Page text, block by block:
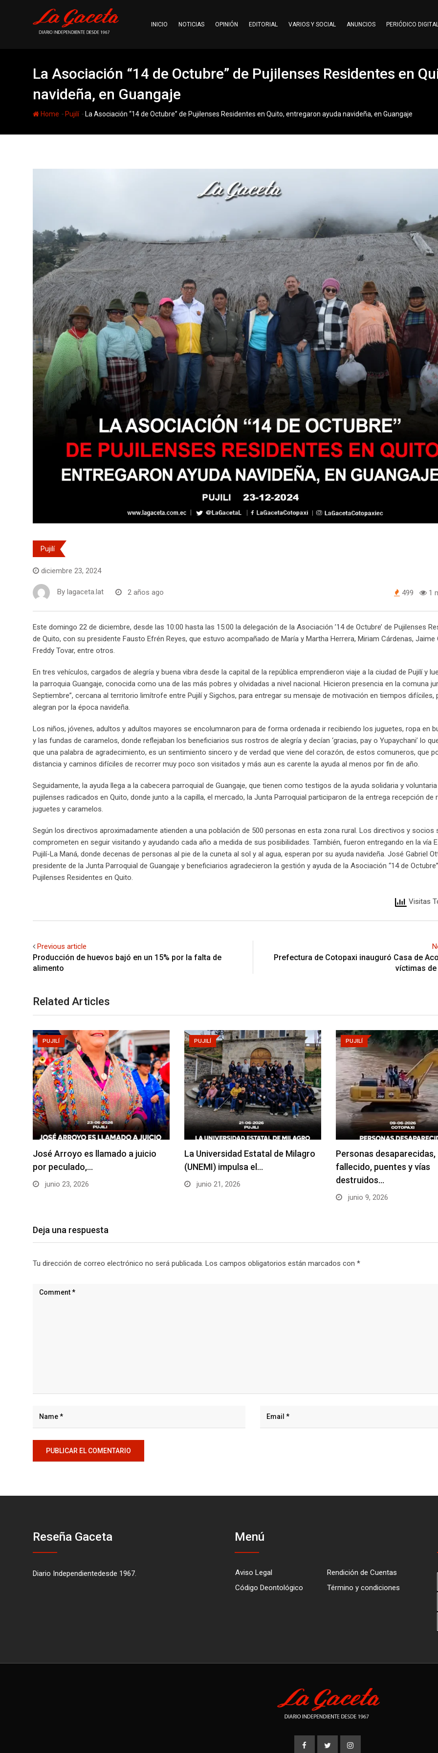
INICIO NOTICIAS OPINIÓN EDITORIAL VARIOS Y SOCIAL ANUNCIOS PERIÓDICO
La Asociación “14 de Octubre” de Pujilenses Residentes en
navideña, en Guangaje
Home - Pujilí- La Asociación “14 de Octubre” de Pujilenses Residentes en Quito, entregaron ayuda navideña, en Guangaje
Pujilí
diciembre 23, 2024
By lagaceta.lat 2 años ago 499 1
Este domingo 22 de diciembre, desde las 10:00 hasta las 15:00 la delegación de la Asociación ’14 de Octubre’ de Pujilenses
de Quito, con su presidente Fausto Efrén Reyes, que estuvo acompañado de María y Martha Herrera, Miriam Cárdenas, Jaime
Freddy Tovar, entre otros.
En tres vehículos, cargados de alegría y buena vibra desde la capital de la república emprendieron viaje a la ciudad de Pujilí y
la parroquia Guangaje, conocida como una de las más pobres y olvidadas a nivel nacional. Hicieron presencia en la comuna
Septiembre”, cercana al territorio limítrofe entre Pujilí y Sigchos, para entregar su mensaje de motivación en tiempos difíciles,
alegran por la época navideña.
Los niños, jóvenes, adultos y adultos mayores se encolumnaron para de forma ordenada ir recibiendo los juguetes, ropa en
y las fundas de caramelos, donde reflejaban los beneficiarios sus rostros de alegría y decían ‘gracias, pay o Yupaychani’ lo
que una palabra de agradecimiento, es un sentimiento sincero y de verdad que viene del corazón, de estos comuneros, que
distancia y caminos difíciles de recorrer muy poco son visitados y más aun es carente la ayuda al menos por fin de año.
Seguidamente, la ayuda llega a la cabecera parroquial de Guangaje, que tienen como testigos de la ayuda solidaria y
pujilenses radicados en Quito, donde junto a la capilla, el mercado, la Junta Parroquial participaron de la entrega recepción de
juguetes y caramelos.
Según los directivos aproximadamente atienden a una población de 500 personas en esta zona rural. Los directivos y socios
comprometen en seguir visitando y ayudando cada año a medida de sus posibilidades. También, fueron entregando en la vía
Pujilí-La Maná, donde decenas de personas al pie de la cuneta al sol y al agua, esperan por su ayuda navideña. José Gabriel
presidente de la Junta Parroquial de Guangaje y beneficiarios agradecieron la gestión y ayuda de la Asociación “14 de
Pujilenses Residentes en Quito.
Visitas
Previous article
Producción de huevos bajó en un 15% por la falta de
alimento
Prefectura de Cotopaxi inauguró Casa de
víctimas
Related Articles
PUJILÍ
José Arroyo es llamado a juicio
por peculado,…
junio 23, 2026
PUJILÍ
La Universidad Estatal de Milagro
(UNEMI) impulsa el…
junio 21, 2026
PUJILÍ
Personas desaparecidas,
fallecido, puentes y vías
destruidos…
junio 9, 2026
Deja una respuesta
Tu dirección de correo electrónico no será publicada. Los campos obligatorios están marcados con *
Reseña Gaceta
Diario Independientedesde 1967.
Menú
Aviso Legal
Rendición de Cuentas
Código Deontológico
Término y condiciones